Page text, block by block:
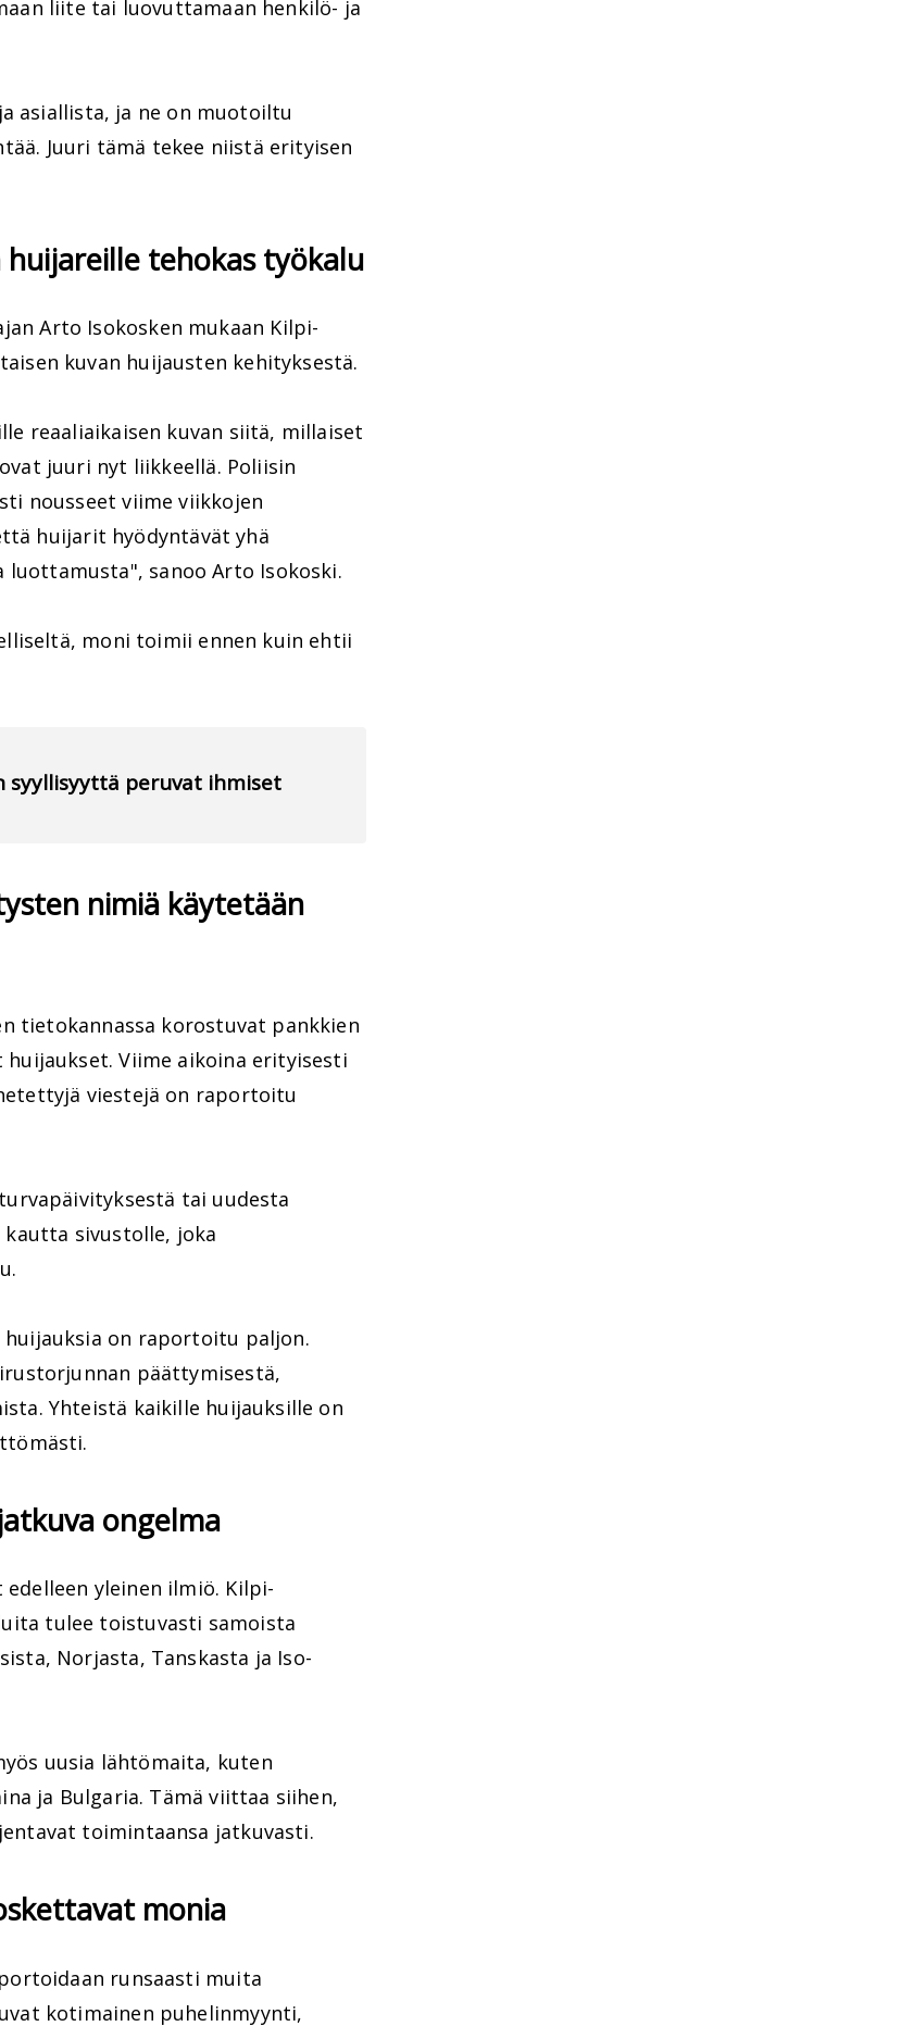
liite tai luovuttamaan henkilö- ja
asiallista, ja ne on muotoiltu
Juuri tämä tekee niistä erityisen
tehokas työkalu
Arto Isokosken mukaan Kilpi-
kuvan huijausten kehityksestä.
reaaliaikaisen kuvan siitä, millaiset
juuri nyt liikkeellä. Poliisin
nousseet viime viikkojen
huijarit hyödyntävät yhä
sanoo Arto Isokoski.
moni toimii ennen kuin ehtii
peruvat ihmiset
nimiä käytetään
tietokannassa korostuvat pankkien
Viime aikoina erityisesti
viestejä on raportoitu
tai uudesta
sivustolle, joka
huijauksia on raportoitu paljon.
päättymisestä,
Yhteistä kaikille huijauksille on
ongelma
yleinen ilmiö. Kilpi-
tulee toistuvasti samoista
Norjasta, Tanskasta ja Iso-
uusia lähtömaita, kuten
ja Bulgaria. Tämä viittaa siihen,
toimintaansa jatkuvasti.
monia
runsaasti muita
kotimainen puhelinmyynti,